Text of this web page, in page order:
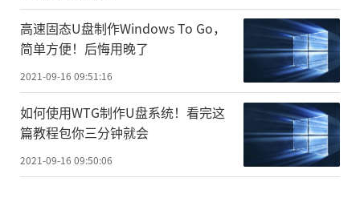
高速固态U盘制作Windows To Go，
简单方便！后悔用晚了
2021-09-16 09:51:16
如何使用WTG制作U盘系统！看完这
篇教程包你三分钟就会
2021-09-16 09:50:06